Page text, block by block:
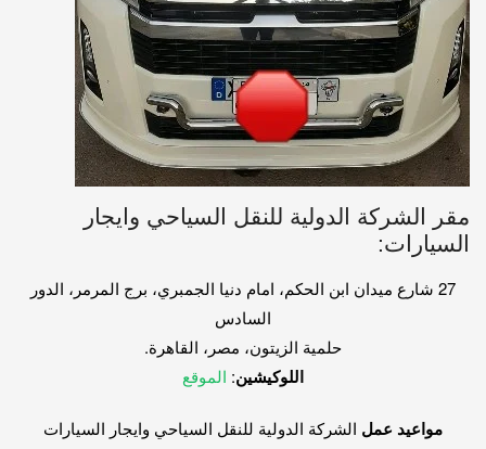
مقر الشركة الدولية للنقل السياحي وايجار
السيارات:
27 شارع ميدان ابن الحكم، امام دنيا الجمبري، برج المرمر، الدور
السادس
حلمية الزيتون، مصر، القاهرة.
اللوكيشين: الموقع
مواعيد عمل الشركة الدولية للنقل السياحي وايجار السيارات